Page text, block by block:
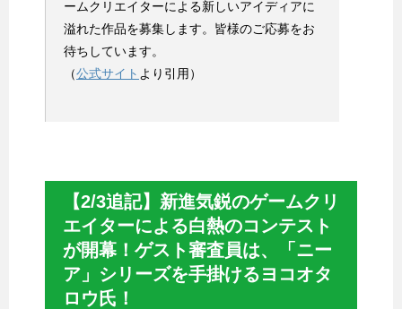
ームクリエイターによる新しいアイディアに
溢れた作品を募集します。皆様のご応募をお
待ちしています。
（公式サイト より引用）
【2/3追記】新進気鋭のゲームクリ
エイターによる白熱のコンテスト
が開幕！ゲスト審査員は、「ニー
ア」シリーズを手掛けるヨコオタ
ロウ氏！